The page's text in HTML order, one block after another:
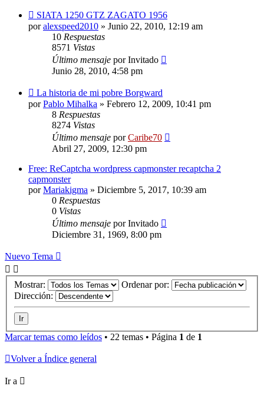
SIATA 1250 GTZ ZAGATO 1956
poralexspeed2010 » Junio 22, 2010, 12:19 am
10 Respuestas
8571 Vistas
Último mensaje porInvitado
Junio 28, 2010, 4:58 pm
La historia de mi pobre Borgward
porPablo Mihalka » Febrero 12, 2009, 10:41 pm
8 Respuestas
8274 Vistas
Último mensaje porCaribe70
Abril 27, 2009, 12:30 pm
Free: ReCaptcha wordpress capmonster recaptcha 2
capmonster
porMariakigma » Diciembre 5, 2017, 10:39 am
0 Respuestas
0 Vistas
Último mensaje porInvitado
Diciembre 31, 1969, 8:00 pm
Nuevo Tema
Mostrar:
Ordenar por:
Dirección:
Marcar temas como leídos • 22 temas • Página 1 de 1
Volver a Índice general
Ir a